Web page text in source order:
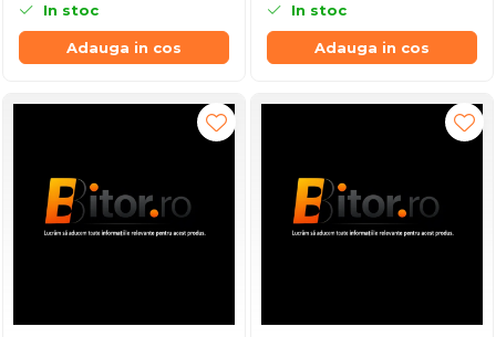
In stoc
Adauga in cos
In stoc
Adauga in cos